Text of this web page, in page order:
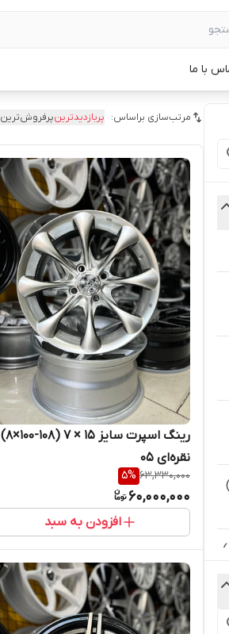
با ما
رینگ اسپرت سایز ۱۵ ×۷ (۱۰۸-۱۰۰×۸)
رینگ اسپرت سایز ۱۵ × ۷ (۱۰۸-۱۰۰×۸)
مرتب‌سازی براساس: پربازدیدترینپرفروش‌ترین
رینگ اسپرت سایز ۱۵ × ۷ (۱۰۸-۱۰۰×۸)
نقره‌ای ۰۵
63,330,000
5%
60,000,000
افزودن به سبد